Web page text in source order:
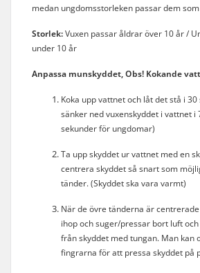
medan ungdomsstorleken passar dem
Storlek:Vuxen passar åldrar över 10 år /
under 10 år
Anpassa munskyddet, Obs! Kokande
Koka upp vattnet och låt det stå i
sänker ned vuxenskyddet i vattnet i
sekunder för ungdomar)
Ta upp skyddet ur vattnet med en
centrera skyddet så snart som
tänder. (Skyddet ska vara varmt)
När de övre tänderna är
ihop och suger/pressar bort luft
från skyddet med tungan. Man kan
fingrarna för att pressa skyddet på